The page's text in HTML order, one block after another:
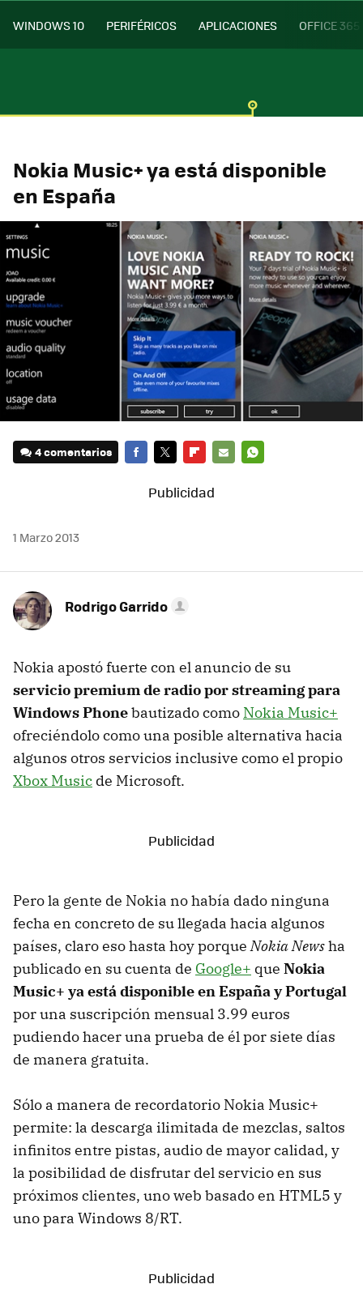
WINDOWS 10 PERIFÉRICOS APLICACIONES OFFICE 365
Nokia Music+ ya está disponible
en España
4 comentarios
MAIL
1 Marzo 2013
Rodrigo Garrido
Nokia apostó fuerte con el anuncio de su
servicio premium de radio por streaming para
Windows Phonebautizado como Nokia Music+
ofreciéndolo como una posible alternativa hacia
algunos otros servicios inclusive como el propio
Xbox Music de Microsoft.
Pero la gente de Nokia no había dado ninguna
fecha en concreto de su llegada hacia algunos
países, claro eso hasta hoy porqueNokia Newsha
publicado en su cuenta de Google+ que Nokia
Music+ ya está disponible en España y Portugal
por una suscripción mensual 3.99 euros
pudiendo hacer una prueba de él por siete días
de manera gratuita.
Sólo a manera de recordatorio Nokia Music+
permite: la descarga ilimitada de mezclas, saltos
infinitos entre pistas, audio de mayor calidad, y
la posibilidad de disfrutar del servicio en sus
próximos clientes, uno web basado en HTML5 y
uno para Windows 8/RT.